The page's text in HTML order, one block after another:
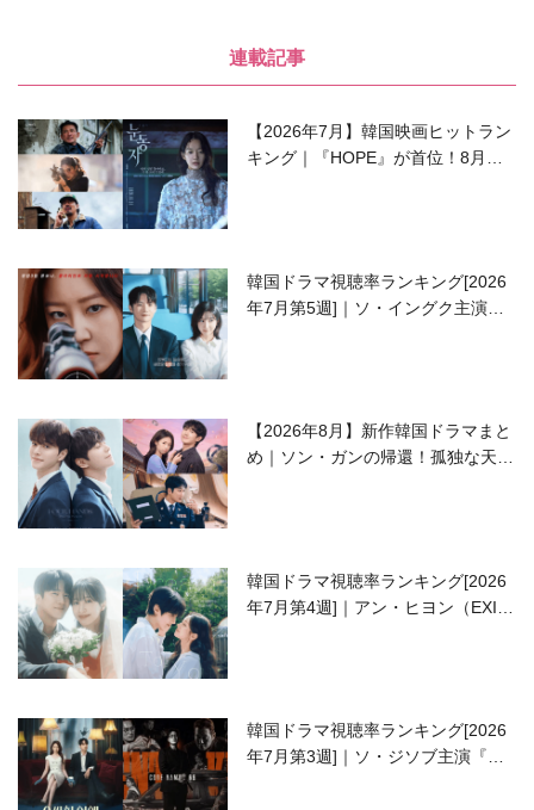
連載記事
【2026年7月】韓国映画ヒットラン
キング｜『HOPE』が首位！8月公
韓国ドラマ視聴率ランキング[2026
年7月第5週]｜ソ・イングク主演の
【2026年8月】新作韓国ドラマまと
め｜ソン・ガンの帰還！孤独な天才
韓国ドラマ視聴率ランキング[2026
年7月第4週]｜アン・ヒヨン（EXID
韓国ドラマ視聴率ランキング[2026
年7月第3週]｜ソ・ジソブ主演『エ